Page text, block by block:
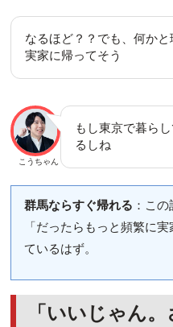
なるほど？？でも、何か
実家に帰ってそう
こうちゃん
もし東京で暮ら
るしね
群馬ならすぐ帰れる ：こ
「だったらもっと頻繁に
ているはず。
「いいじゃん